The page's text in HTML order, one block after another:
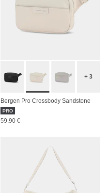
+ 3
Bergen Pro Crossbody Sandstone
PRO
59,90 €